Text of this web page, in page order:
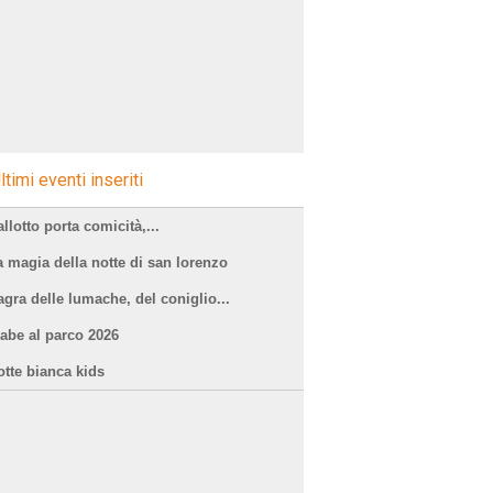
eventi inseriti
porta comicità,...
magia della notte di san lorenzo
delle lumache, del coniglio...
al parco 2026
bianca kids